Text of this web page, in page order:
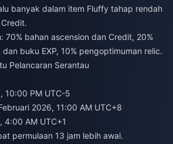
banyak dalam item Fluffy tahap rendah
70% bahan ascension dan Credit, 20%
buku EXP, 10% pengoptimuman relic.
Pelancaran Serantau
10:00 PM UTC-5
2026, 11:00 AM UTC+8
4:00 AM UTC+1
permulaan 13 jam lebih awal.